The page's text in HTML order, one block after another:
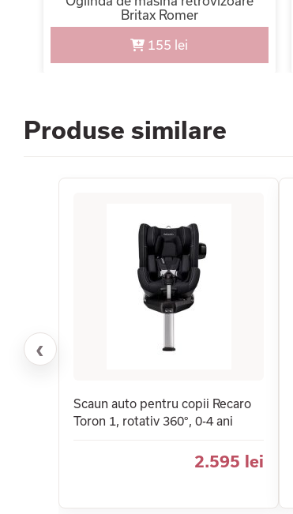
Britax Romer
155 lei
Produse similare
‹
Scaun auto pentru copii Recaro
Toron 1, rotativ 360°, 0-4 ani
2.595 lei